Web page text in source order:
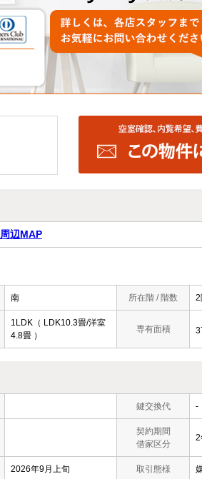
周辺MAP
南 所在階 / 階数 2
1LDK（ LDK10.3畳/洋室
4.8畳 ）
専有面積
鍵交換代 -
契約期間
借家区分
2026年9月上旬 取引態様